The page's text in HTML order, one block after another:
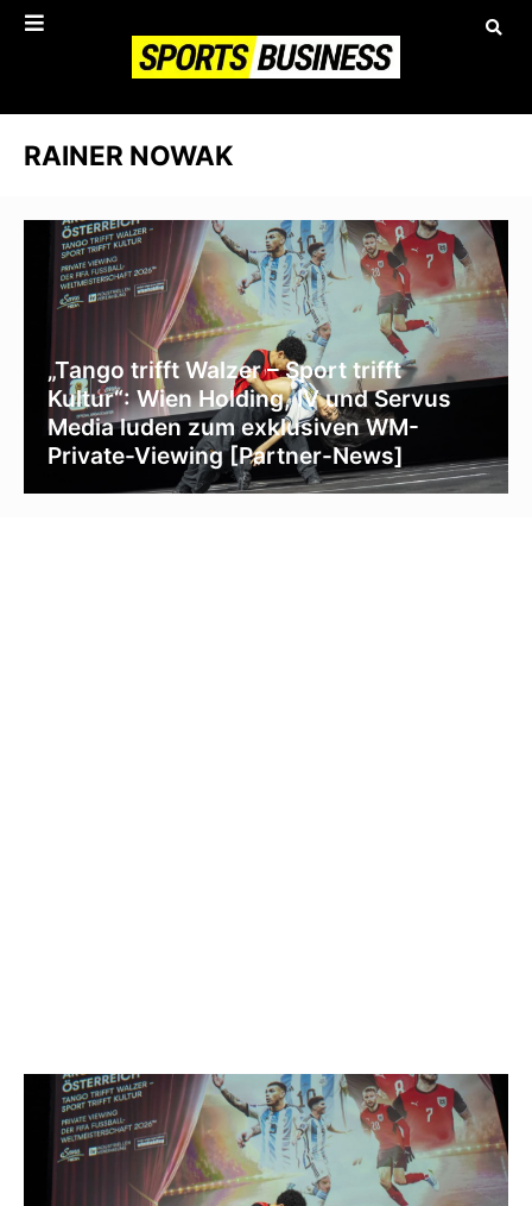
RAINER NOWAK
„Tango trifft Walzer – Sport trifft
Kultur“: Wien Holding, IV und Servus
Media luden zum exklusiven WM-
Private-Viewing [Partner-News]